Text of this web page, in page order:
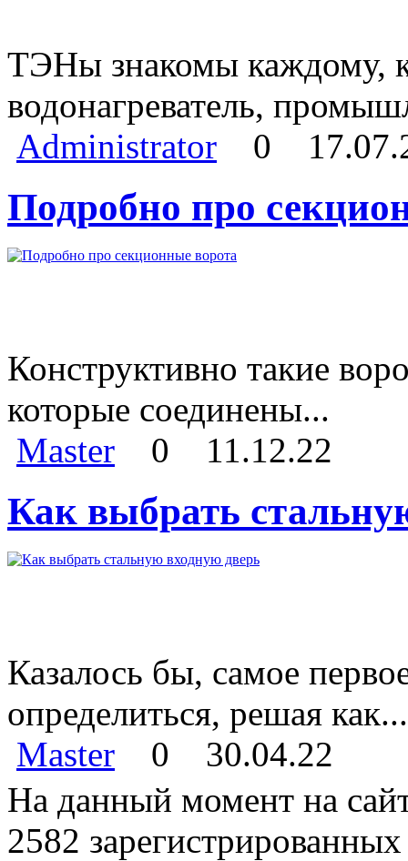
ТЭНы знакомы каждому,
водонагреватель,
Administrator
0
Подробно про
Конструктивно такие
которые соединены...
Master
0 11.12.22
Как выбрать
Казалось бы, самое
определиться, решая как...
Master
0
30.04.22
На данный момент на
2582 зарегистрированных